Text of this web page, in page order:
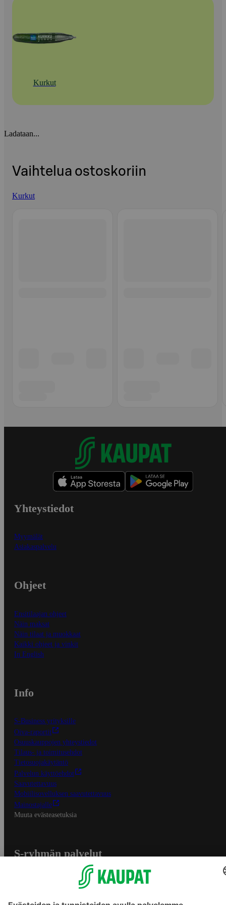
Kurkut
Ladataan...
Vaihtelua ostoskoriin
Kurkut
Yhteystiedot
Myymälät
Asiakaspalvelu
Ohjeet
Ensitilaajan ohjeet
Näin maksat
Näin tilaat ja muokkaat
Kaikki ohjeet ja vinkit
In English
Info
S-Business yrityksille
Oiva-raportit
Osuuskauppojen yhteystiedot
Tilaus- ja toimitusehdot
Tietosuojakäytäntö
Palvelun käyttöehdot
Saavutettavuus
Mobiilisovelluksen saavutettavuus
Mainostajalle
Muuta evästeasetuksia
S-ryhmän palvelut